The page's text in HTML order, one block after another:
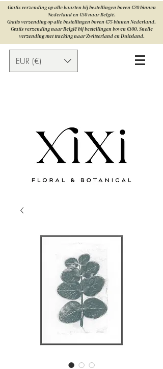
Gratis verzending op alle kaarten bij bestellingen boven €20 binnen
Nederland en €50 naar België.
Gratis verzending op alle bestellingen boven €75 binnen Nederland.
Gratis verzending naar België bij bestellingen boven €100. Snelle
verzending met tracking naar Zwitserland en Duitsland.
EUR (€)